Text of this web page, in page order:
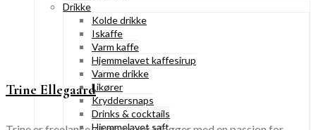
Drikke
Kolde drikke
Iskaffe
Varm kaffe
Hjemmelavet kaffesirup
Varme drikke
Likører
Kryddersnaps
Drinks & cocktails
Hjemmelavet saft
Trine Ellegaard